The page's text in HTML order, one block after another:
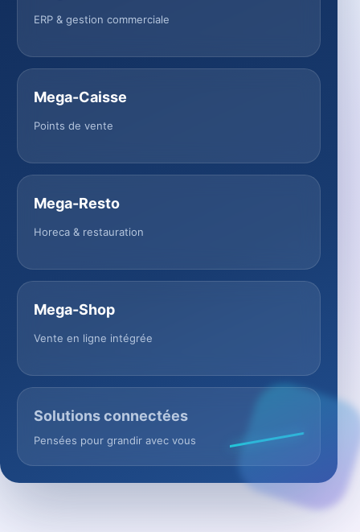
ERP & gestion commerciale
Mega-Caisse
Points de vente
Mega-Resto
Horeca & restauration
Mega-Shop
Vente en ligne intégrée
Solutions connectées
Pensées pour grandir avec vous